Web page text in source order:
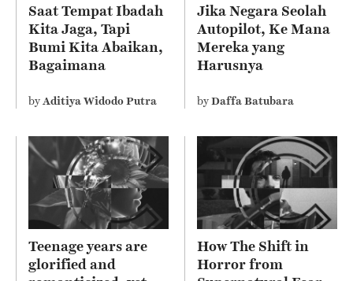
Saat Tempat Ibadah
Kita Jaga, Tapi
Bumi Kita Abaikan,
Bagaimana
Agama Kita?
byAditiya Widodo Putra
Jika Negara Seolah
Autopilot, Ke Mana
Mereka yang
Harusnya
byDaffa Batubara
Teenage years are
glorified and
How The Shift in
Horror from